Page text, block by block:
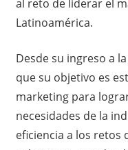
al reto de liderar el
Latinoamérica.
Desde su ingreso a
que su objetivo es
marketing para
necesidades de la
eficiencia a los retos